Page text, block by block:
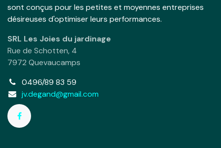
sont conçus pour les petites et moyennes entreprises
désireuses d'optimiser leurs performances.
SRL Les Joies du jardinage
Rue de Schotten, 4
7972 Quevaucamps
0496/89 83 59
jv.degand@gmail.com